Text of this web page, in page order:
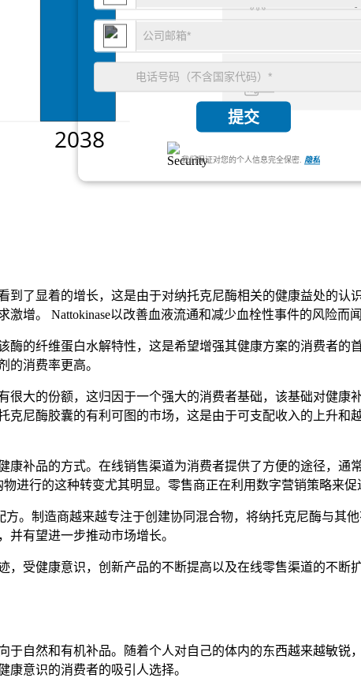
提交
我们保证对您的个人信息完全保密. 隐私
到了显着的增长，这是由于对纳托克尼酶相关的健康益处的
增。 Nattokinase以改善血液流通和减少血栓性事件的风险而
酶的纤维蛋白水解特性，这是希望增强其健康方案的消费者
的消费率更高。
很大的份额，这归因于一个强大的消费者基础，该基础对健
克尼酶胶囊的有利可图的市场，这是由于可支配收入的上升
康补品的方式。在线销售渠道为消费者提供了方便的途径，
进行的这种转变尤其明显。零售商正在利用数字营销策略来
方。制造商越来越专注于创建协同混合物，将纳托克尼酶与其
并有望进一步推动市场增长。
受健康意识，创新产品的不断提高以及在线零售渠道的不断
自然和有机补品。随着个人对自己的体内的东西越来越敏锐
康意识的消费者的吸引人选择。